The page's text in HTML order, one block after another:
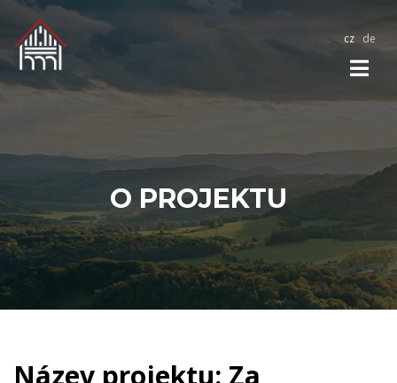
cz de
O PROJEKTU
Název projektu: Za